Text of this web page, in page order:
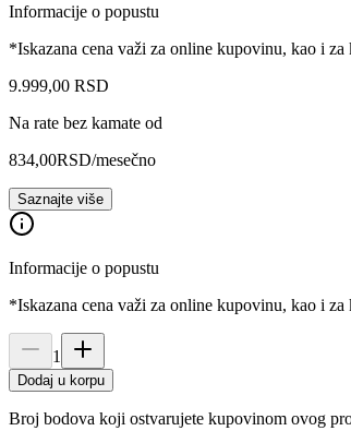
Informacije o popustu
*Iskazana cena važi za online kupovinu, kao i
9.999,00 RSD
Na rate bez kamate od
834,00RSD/mesečno
Saznajte više
Informacije o popustu
*Iskazana cena važi za online kupovinu, kao i
1
Dodaj u korpu
Broj bodova koji ostvarujete kupovinom ovog